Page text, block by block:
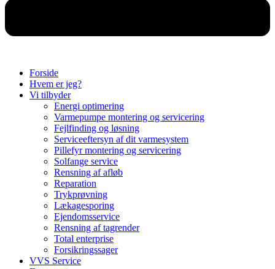
Forside
Hvem er jeg?
Vi tilbyder
Energi optimering
Varmepumpe montering og servicering
Fejlfinding og løsning
Serviceeftersyn af dit varmesystem
Pillefyr montering og servicering
Solfange service
Rensning af afløb
Reparation
Trykprøvning
Lækagesporing
Ejendomsservice
Rensning af tagrender
Total enterprise
Forsikringssager
VVS Service